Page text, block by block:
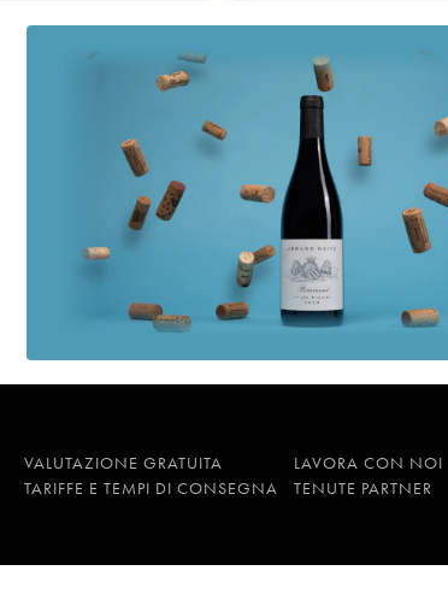
VALUTAZIONE GRATUITA LAVORA CON NOI
TARIFFE E TEMPI DI CONSEGNA
TENUTE PARTNER